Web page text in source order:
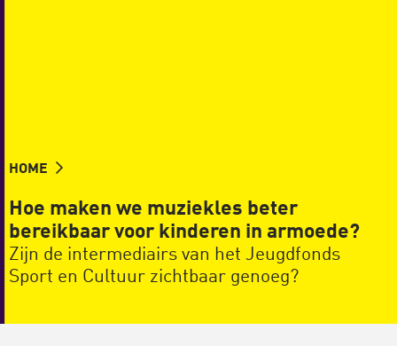
HOME
Hoe maken we muziekles beter
bereikbaar voor kinderen in armoede?
Zijn de intermediairs van het Jeugdfonds
Sport en Cultuur zichtbaar genoeg?